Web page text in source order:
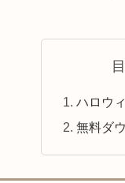
ハロウ
無料ダ